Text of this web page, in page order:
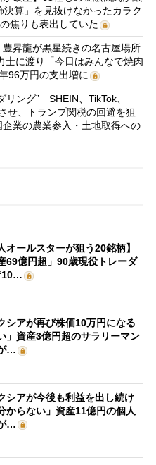
算」を見抜けなかったカラク
焦りも表出していた
豊昇龍が黒星続きの名古屋場所
士に渡り「今日はみんなで焼肉
96万円の支出増に
リング” SHEIN、TikTok、
せ、トランプ関税の回避を狙
業の農業参入・土地取得への
オールスターが狙う20銘柄】
69億円超」90歳現役トレーダ
シアが再び株価10万円になる
」資産3億円超のサラリーマン
…
シアが今後も利益を出し続け
からない」資産11億円の個人
…